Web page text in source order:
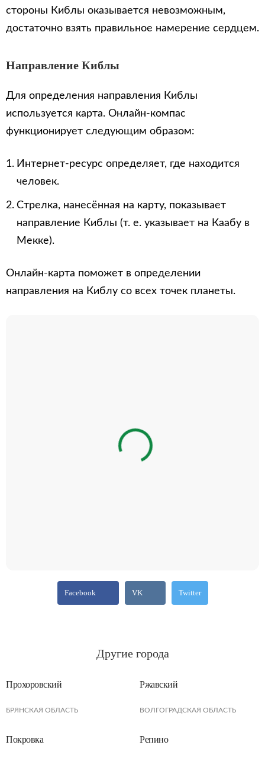
стороны Киблы оказывается невозможным,
достаточно взять правильное намерение сердцем.
Направление Киблы
Для определения направления Киблы
используется карта. Онлайн-компас
функционирует следующим образом:
Интернет-ресурс определяет, где находится
человек.
Стрелка, нанесённая на карту, показывает
направление Киблы (т. е. указывает на Каабу в
Мекке).
Онлайн-карта поможет в определении
направления на Киблу со всех точек планеты.
Facebook VK Twitter
Другие города
Прохоровский
БРЯНСКАЯ ОБЛАСТЬ
Ржавский
ВОЛГОГРАДСКАЯ ОБЛАСТЬ
Покровка Репино